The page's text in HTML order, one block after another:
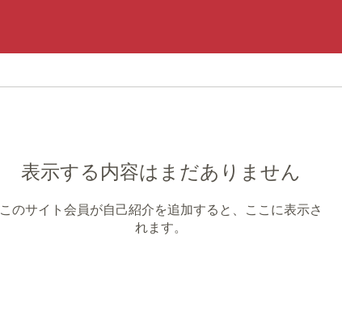
表示する内容はまだありません
このサイト会員が自己紹介を追加すると、ここに表示さ
れます。